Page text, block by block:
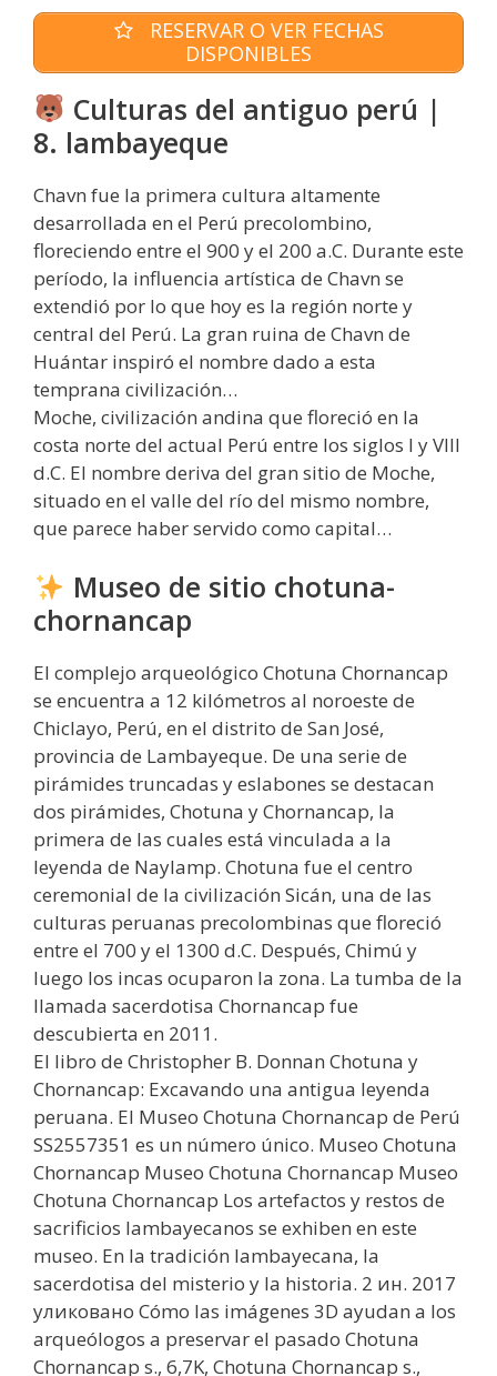
RESERVAR O VER FECHAS
DISPONIBLES
Culturas del antiguo perú |
8. lambayeque
Chavn fue la primera cultura altamente
desarrollada en el Perú precolombino,
floreciendo entre el 900 y el 200 a.C. Durante este
período, la influencia artística de Chavn se
extendió por lo que hoy es la región norte y
central del Perú. La gran ruina de Chavn de
Huántar inspiró el nombre dado a esta
temprana civilización…
Moche, civilización andina que floreció en la
costa norte del actual Perú entre los siglos I y VIII
d.C. El nombre deriva del gran sitio de Moche,
situado en el valle del río del mismo nombre,
que parece haber servido como capital…
Museo de sitio chotuna-
chornancap
El complejo arqueológico Chotuna Chornancap
se encuentra a 12 kilómetros al noroeste de
Chiclayo, Perú, en el distrito de San José,
provincia de Lambayeque. De una serie de
pirámides truncadas y eslabones se destacan
dos pirámides, Chotuna y Chornancap, la
primera de las cuales está vinculada a la
leyenda de Naylamp. Chotuna fue el centro
ceremonial de la civilización Sicán, una de las
culturas peruanas precolombinas que floreció
entre el 700 y el 1300 d.C. Después, Chimú y
luego los incas ocuparon la zona. La tumba de la
llamada sacerdotisa Chornancap fue
descubierta en 2011.
El libro de Christopher B. Donnan Chotuna y
Chornancap: Excavando una antigua leyenda
peruana. El Museo Chotuna Chornancap de Perú
SS2557351 es un número único. Museo Chotuna
Chornancap Museo Chotuna Chornancap Museo
Chotuna Chornancap Los artefactos y restos de
sacrificios lambayecanos se exhiben en este
museo. En la tradición lambayecana, la
sacerdotisa del misterio y la historia. 2 ин. 2017
уликовано Cómo las imágenes 3D ayudan a los
arqueólogos a preservar el pasado Chotuna
Chornancap s., 6,7K, Chotuna Chornancap s.,